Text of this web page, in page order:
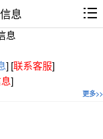
息
息
] [联系客服]
]
更多>>